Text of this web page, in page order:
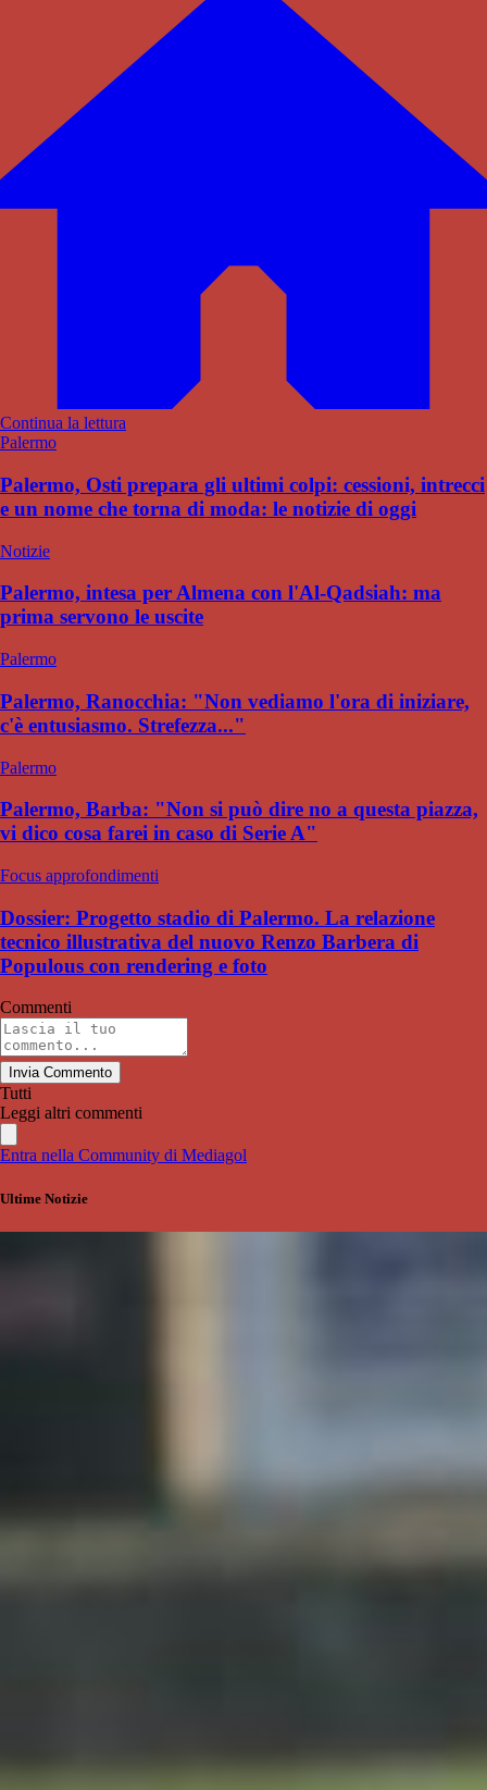
Continua la lettura
Palermo
Palermo, Osti prepara gli ultimi colpi: cessioni, intrecci
e un nome che torna di moda: le notizie di oggi
Notizie
Palermo, intesa per Almena con l'Al-Qadsiah: ma
prima servono le uscite
Palermo
Palermo, Ranocchia: "Non vediamo l'ora di iniziare,
c'è entusiasmo. Strefezza..."
Palermo
Palermo, Barba: "Non si può dire no a questa piazza,
vi dico cosa farei in caso di Serie A"
Focus approfondimenti
Dossier: Progetto stadio di Palermo. La relazione
tecnico illustrativa del nuovo Renzo Barbera di
Populous con rendering e foto
Commenti
Invia Commento
Tutti
Leggi altri commenti
Entra nella Community di Mediagol
Ultime Notizie